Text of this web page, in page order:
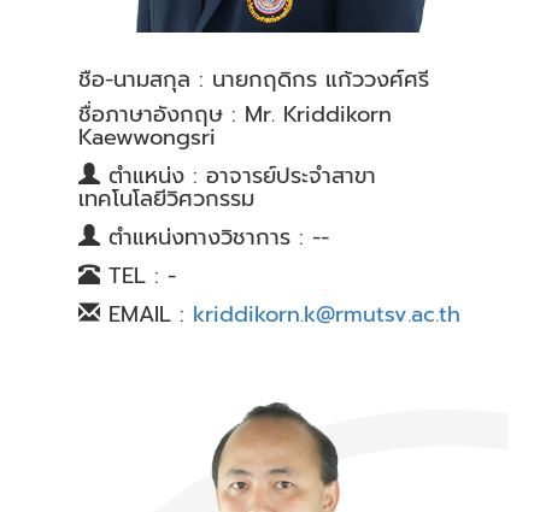
ชื่อ-นามสกุล : นายกฤดิกร แก้ววงศ์ศรี
ชื่อภาษาอังกฤษ : Mr. Kriddikorn
Kaewwongsri
ตำแหน่ง : อาจารย์ประจำสาขา
เทคโนโลยีวิศวกรรม
ตำแหน่งทางวิชาการ : --
TEL : -
EMAIL : kriddikorn.k@rmutsv.ac.th